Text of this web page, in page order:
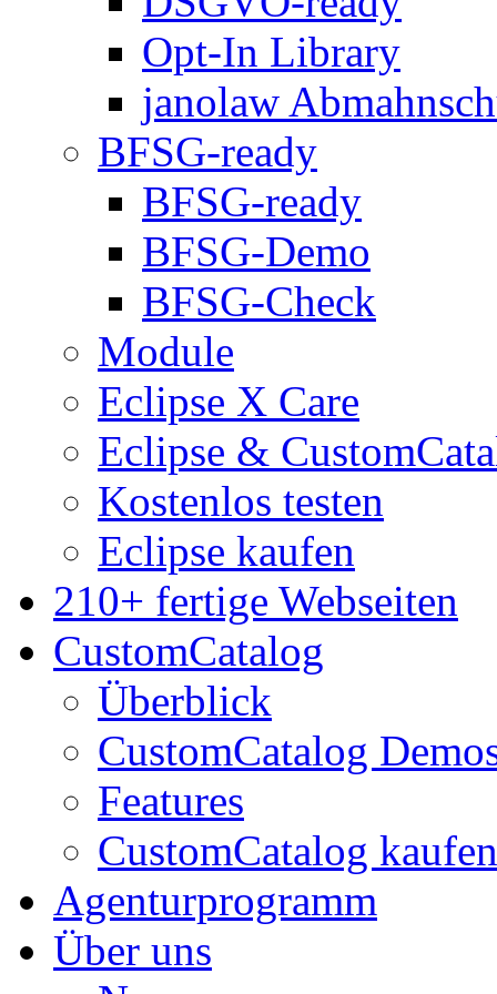
Opt-In Library
janolaw
BFSG-ready
BFSG-ready
BFSG-Demo
BFSG-Check
Module
Eclipse X Care
Eclipse &
Kostenlos testen
Eclipse kaufen
210+ fertige Webseiten
CustomCatalog
Überblick
CustomCatalog
Features
CustomCatalog kaufen
Agenturprogramm
Über uns